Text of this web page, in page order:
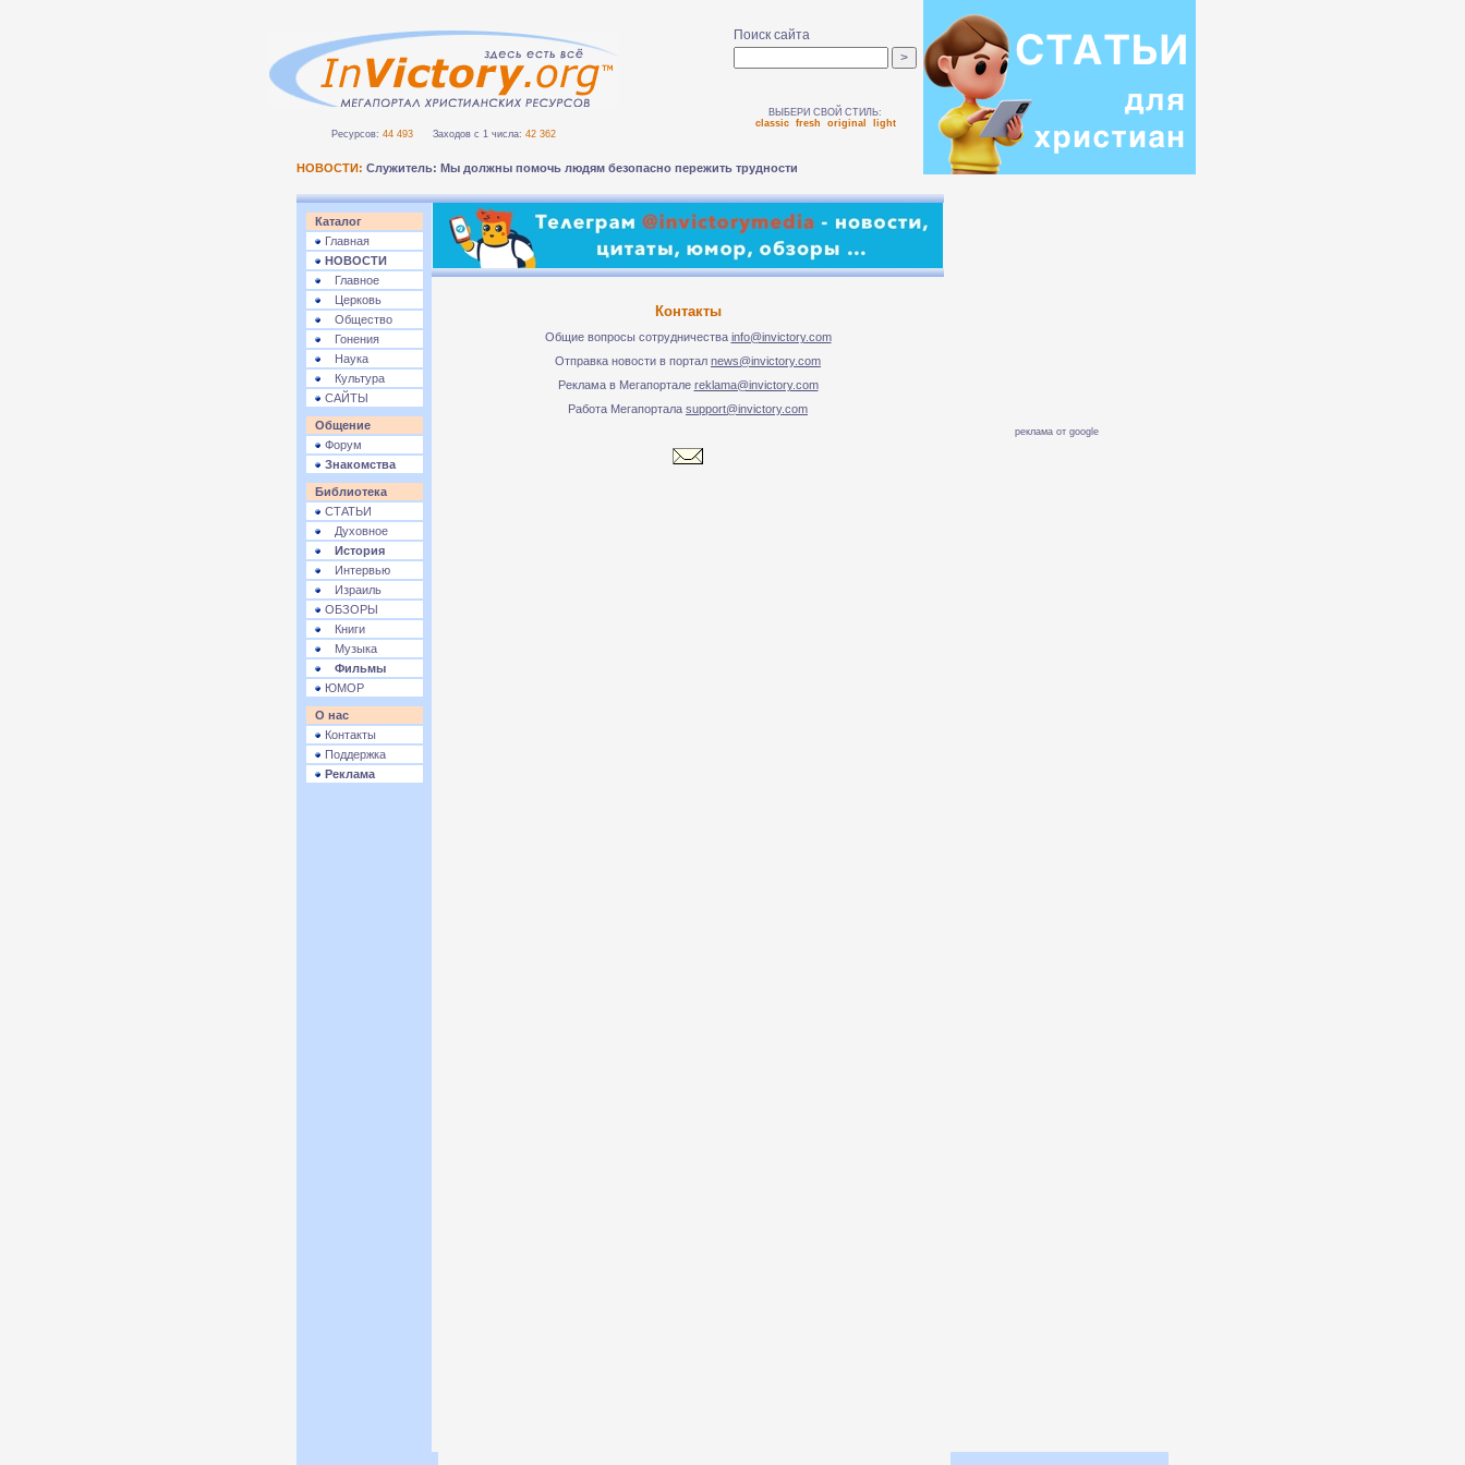
Ресурсов: 44 493 Заходов с 1 числа: 42 362
Поиск сайта
ВЫБЕРИ СВОЙ СТИЛЬ:
classic
fresh original light
НОВОСТИ: В П-
Каталог
Главная
НОВОСТИ
Главное
Церковь
Общество
Гонения
Наука
Культура
САЙТЫ
Общение
Форум
Знакомства
Библиотека
СТАТЬИ
Духовное
История
Интервью
Израиль
ОБЗОРЫ
Книги
Музыка
Фильмы
ЮМОР
О нас
Контакты
Поддержка
Реклама
Контакты
Общие вопросы сотрудничества info@invictory.com
Отправка новости в портал news@invictory.com
Реклама в Мегапортале reklama@invictory.com
Работа Мегапортала support@invictory.com
реклама от google